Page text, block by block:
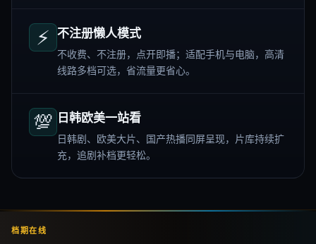
⚡ 不注册懒人模式
不收费、不注册，点开即播；适配手机与电脑，高清
线路多档可选，省流量更省心。
💯 日韩欧美一站看
日韩剧、欧美大片、国产热播同屏呈现，片库持续扩
充，追剧补档更轻松。
档期在线